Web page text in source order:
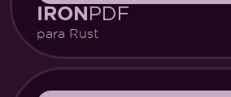
IRONPDF
para Rust